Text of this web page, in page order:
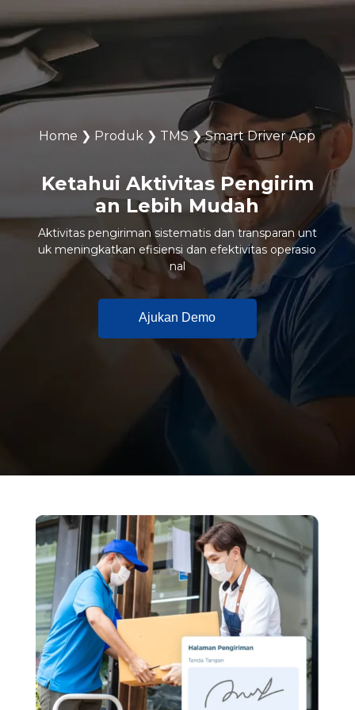
Home ❯ Produk ❯ TMS❯Smart Driver App
Ketahui Aktivitas Pengirim
an Lebih Mudah​
Aktivitas pengiriman sistematis dan transparan unt
uk meningkatkan efisiensi dan efektivitas operasio
nal​
Ajukan Demo